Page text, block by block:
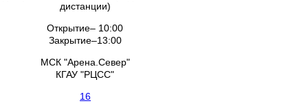
дистанции)
Открытие– 10:00
Закрытие–13:00
МСК "Арена.Север"
КГАУ "РЦСС"
16